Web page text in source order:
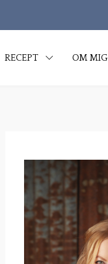
Skip
RECEPT OM MIG